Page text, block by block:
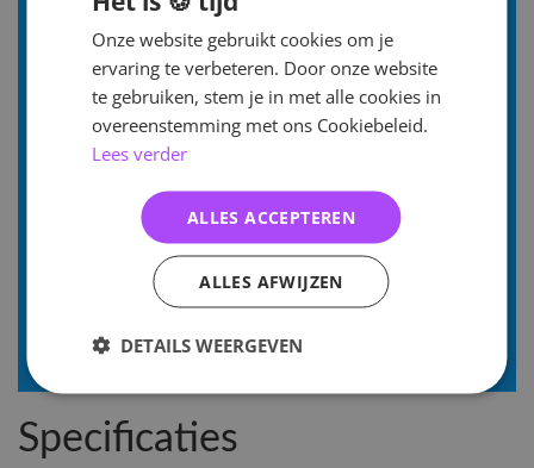
Specificaties
Onze website gebruikt cookies om je
ervaring te verbeteren. Door onze website
te gebruiken, stem je in met alle cookies in
overeenstemming met ons Cookiebeleid.
Lees verder
ALLES ACCEPTEREN
ALLES AFWIJZEN
DETAILS WEERGEVEN